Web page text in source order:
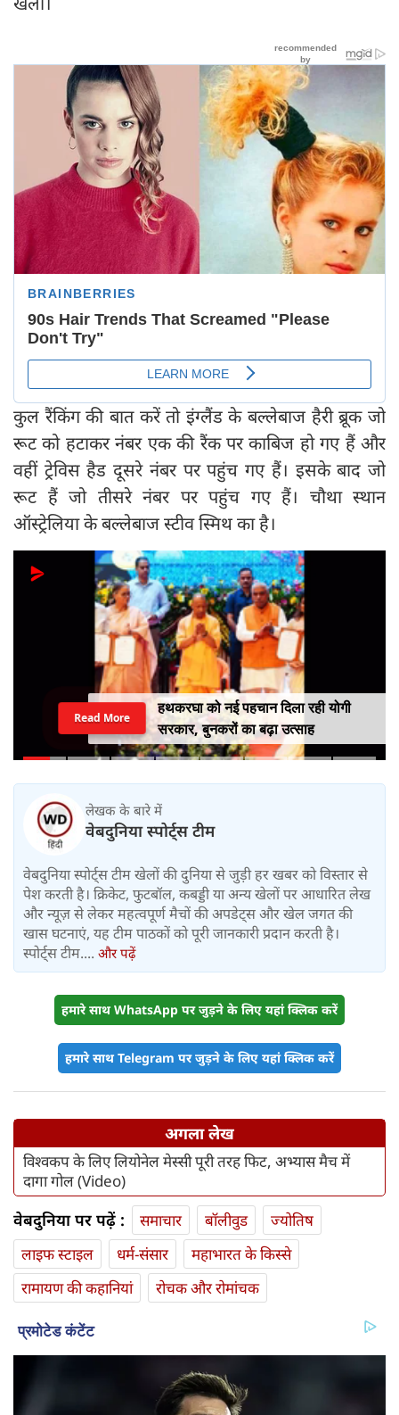
कुल रैंकिंग की बात करें तो इंग्लैंड के बल्लेबाज हैरी ब्रूक जो
रूट को हटाकर नंबर एक की रैंक पर काबिज हो गए हैं और
वहीं ट्रेविस हैड दूसरे नंबर पर पहुंच गए हैं। इसके बाद जो
रूट हैं जो तीसरे नंबर पर पहुंच गए हैं। चौथा स्थान
ऑस्ट्रेलिया के बल्लेबाज स्टीव स्मिथ का है।
हथकरघा को नई पहचान दिला रही योगी
सरकार, बुनकरों का बढ़ा उत्साह
Read More
लेखक के बारे में
वेबदुनिया स्पोर्ट्स टीम
वेबदुनिया स्पोर्ट्स टीम खेलों की दुनिया से जुड़ी हर खबर को विस्तार से
पेश करती है। क्रिकेट, फुटबॉल, कबड्डी या अन्य खेलों पर आधारित लेख
और न्यूज़ से लेकर महत्वपूर्ण मैचों की अपडेट्स और खेल जगत की
खास घटनाएं, यह टीम पाठकों को पूरी जानकारी प्रदान करती है।
स्पोर्ट्स टीम.... और पढ़ें
हमारे साथ WhatsApp पर जुड़ने के लिए यहां क्लिक करें
हमारे साथ Telegram पर जुड़ने के लिए यहां क्लिक करें
अगला लेख
विश्वकप के लिए लियोनेल मेस्सी पूरी तरह फिट, अभ्यास मैच में
दागा गोल (Video)
वेबदुनिया पर पढ़ें : समाचार बॉलीवुड
ज्योतिष
लाइफ स्‍टाइल
धर्म-संसार
महाभारत के किस्से
रामायण की कहानियां
रोचक और रोमांचक